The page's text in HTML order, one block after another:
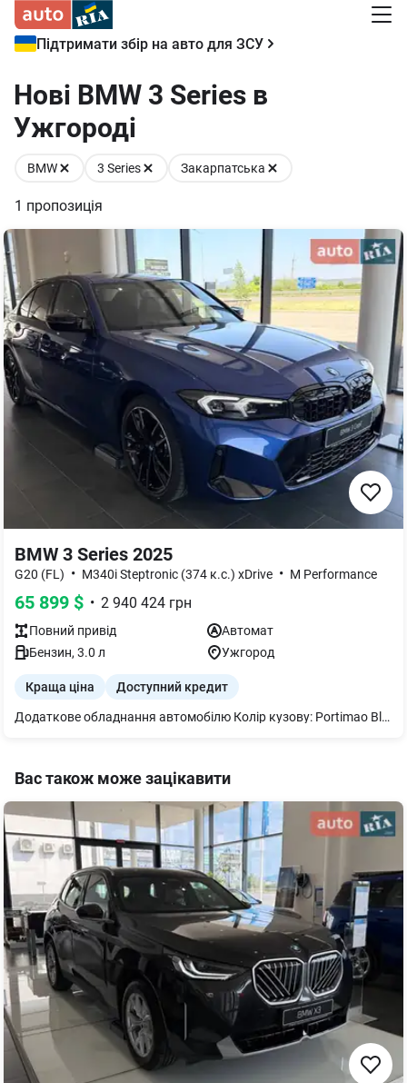
Підтримати збір на авто для ЗСУ
Нові BMW 3 Series в
Ужгороді
BMW 3 Series Закарпатська
1 пропозиція
BMW 3 Series 2025
G20 (FL) • M340i Steptronic (374 к.с.) xDrive • M Performance
65 899 $ • 2 940 424 грн
Повний привід
Автомат
Бензин, 3.0 л Ужгород
Краща ціна Доступний кредит
Додаткове обладнання автомобілю Колір кузову: Portimao Blue Оббивка салону: Оббивка салону зі штучної перфорованої шкіри `Sensatec` Колір Black Система 48V 19" M диски Double-spoke 792 M Bicolour Jet Black змішаного типу runflat Покришки `Runflat` M спортивні гальма Оздоблення `CraftedClarity` Система автоматичного управління дальнім світлом Legal emergency call Пакет "M Sport Pro" M Sport гальма з червоними супортами Дизайн фар BMW Individual Shadow Line M паски безпеки BMW Individual обробка кузова `High - gloss Shadow Line` c розширеним змістом Український пакет (Ukrainian package): Підігрів керма Протиугінна система із сканером салону Автоматична робота багажних дверей Система комфортного доступу Сонцезахисне скління Зовнішнє ліве дзеркало заднього виду і внутрішнє із затемненням Електропривод передніх сидінь з пам`яттю положення для водійського сидіння Система наскрізного завантаження Підігрів передніх сидінь Адаптивні світлодіодні фари Акустична система `Harman Kardon` Болти-секретки для коліс Індикатор тиску в покришках Адаптивна M підвіска Акустичне скління Панель приладів `Luxury` Гальванічне оздоблення для приладів керування Розсіяне освітлення салону Driving Assistant Деактивація подушки безпеки переднього пасажира Складні задні підголовники Активна система допомоги паркування `Parking Assistant Plus` Teleservices ConnectedDrive Services Пакет Connected необмежений BMW Drive Recorder Бездротова зарядка з охолодженням пристрою Меню українською мовою Посібник користувача українською мовою
Вас також може зацікавити